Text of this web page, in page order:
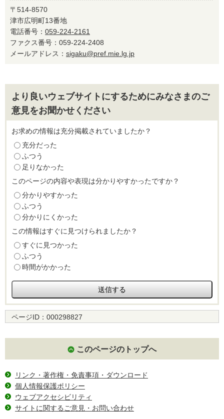
〒514-8570
津市広明町13番地
電話番号： 059-224-2161
ファクス番号：059-224-2408
メールアドレス： sigaku@pref.mie.lg.jp
より良いウェブサイトにするためにみなさまのご
意見をお聞かせください
お求めの情報は充分掲載されていましたか？
充分だった
ふつう
足りなかった
このページの内容や表現は分かりやすかったですか？
分かりやすかった
ふつう
分かりにくかった
この情報はすぐに見つけられましたか？
すぐに見つかった
ふつう
時間がかかった
ページID： 000298827
このページのトップへ
リンク・著作権・免責事項・ダウンロード
個人情報保護ポリシー
ウェブアクセシビリティ
サイトに関するご意見・お問い合わせ